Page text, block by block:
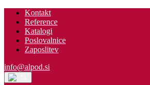
Kontakt
Reference
Katalogi
Poslovalnice
Zaposlitev
info@alpod.si